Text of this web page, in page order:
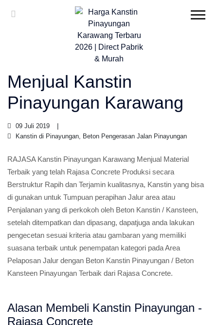
Menjual Kanstin
Pinayungan Karawang
09 Juli 2019
Kanstin di Pinayungan, Beton Pengerasan Jalan Pinayungan
RAJASA Kanstin Pinayungan Karawang Menjual Material
Terbaik yang telah Rajasa Concrete Produksi secara
Berstruktur Rapih dan Terjamin kualitasnya, Kanstin yang bisa
di gunakan untuk Tumpuan perapihan Jalur area atau
Penjalanan yang di perkokoh oleh Beton Kanstin / Kansteen,
setelah ditempatkan dan dipasang, dapatjuga anda lakukan
pengecetan sesuai kriteria atau gambaran yang memiliki
suasana terbaik untuk penempatan kategori pada Area
Pelaposan Jalur dengan Beton Kanstin Pinayungan / Beton
Kansteen Pinayungan Terbaik dari Rajasa Concrete.
Alasan Membeli Kanstin Pinayungan -
Rajasa Concrete